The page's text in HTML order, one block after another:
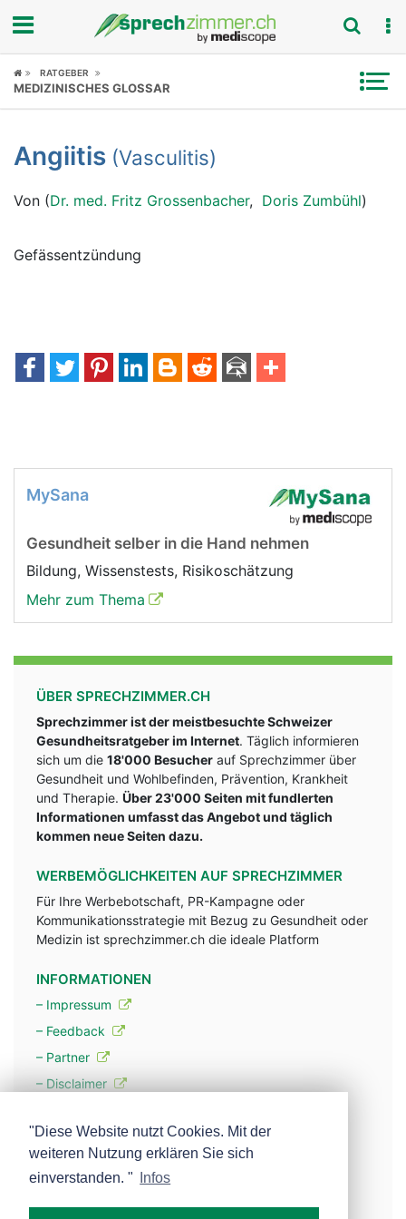
Fokus
Symptome
Untersuchungen
News
RATGEBER
MEDIZINISCHES GLOSSAR
Angiitis (Vasculitis)
Von (Dr. med. Fritz Grossenbacher, Doris Zumbühl)
Gefässentzündung
MySana
Gesundheit selber in die Hand nehmen
Bildung, Wissenstests, Risikoschätzung
Mehr zum Thema
ÜBER SPRECHZIMMER.CH
Sprechzimmer ist der meistbesuchte Schweizer
Gesundheitsratgeber im Internet. Täglich informieren
sich um die 18'000 Besucher auf Sprechzimmer über
Gesundheit und Wohlbefinden, Prävention, Krankheit
und Therapie. Über 23'000 Seiten mit fundlerten
Informationen umfasst das Angebot und täglich
kommen neue Seiten dazu.
WERBEMÖGLICHKEITEN AUF SPRECHZIMMER
Für Ihre Werbebotschaft, PR-Kampagne oder
Kommunikationsstrategie mit Bezug zu Gesundheit oder
Medizin ist sprechzimmer.ch die ideale Platform
INFORMATIONEN
– Impressum
– Feedback
– Partner
– Disclaimer
– Werbung
– Mehr über unsere Experten
"Diese Website nutzt Cookies. Mit der
weiteren Nutzung erklären Sie sich
einverstanden. "
Infos